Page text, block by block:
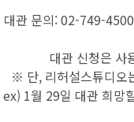
이
지대관 문의: 02-749-
대관 신청은 사
※ 단, 리허설스튜디오
ex) 1월 29일 대관 희망